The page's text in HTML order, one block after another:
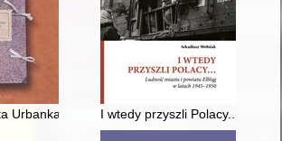
Urbanka : tajemnice Carla Godulli
I wtedy przyszli Polacy... :